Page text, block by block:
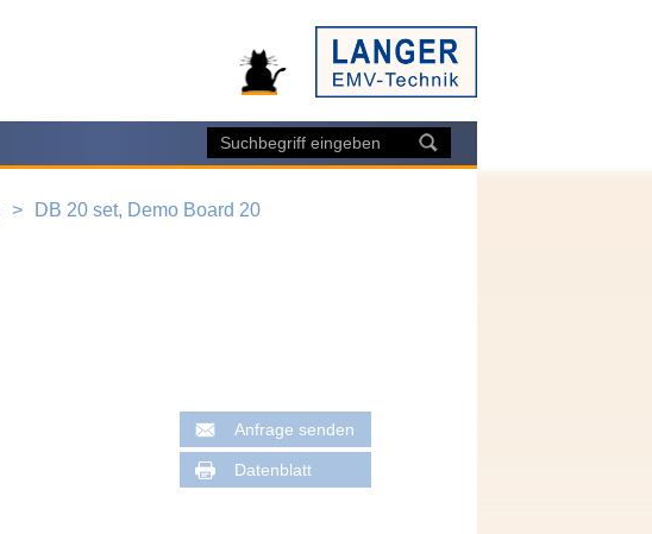
DB 20 set, Demo Board 20
Anfrage senden
Datenblatt